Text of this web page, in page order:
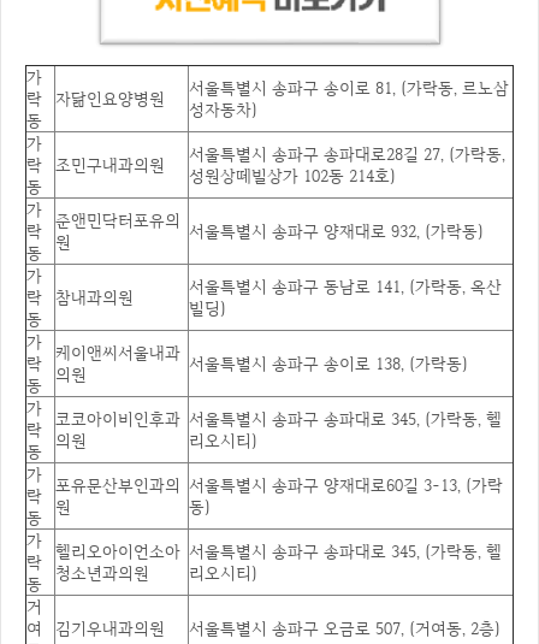
가
락
동
자닮인요양병원
서울특별시 송파구 송이로 81, (가락동, 르노삼
성자동차)
가
락
동
조민구내과의원
서울특별시 송파구 송파대로28길 27, (가락동,
성원상떼빌상가 102동 214호)
가
락
동
준앤민닥터포유의
원
서울특별시 송파구 양재대로 932, (가락동)
가
락
동
참내과의원
서울특별시 송파구 동남로 141, (가락동, 옥산
빌딩)
가
락
동
케이앤씨서울내과
의원
서울특별시 송파구 송이로 138, (가락동)
가
락
동
코코아이비인후과
의원
서울특별시 송파구 송파대로 345, (가락동, 헬
리오시티)
가
락
동
포유문산부인과의
원
서울특별시 송파구 양재대로60길 3-13, (가락
동)
가
락
동
헬리오아이언소아
청소년과의원
서울특별시 송파구 송파대로 345, (가락동, 헬
리오시티)
거
여
김기우내과의원 서울특별시 송파구 오금로 507, (거여동, 2층)